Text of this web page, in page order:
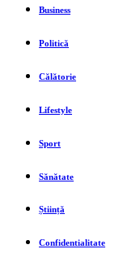
Business
Politică
Călătorie
Lifestyle
Sport
Sănătate
Știință
Confidentialitate